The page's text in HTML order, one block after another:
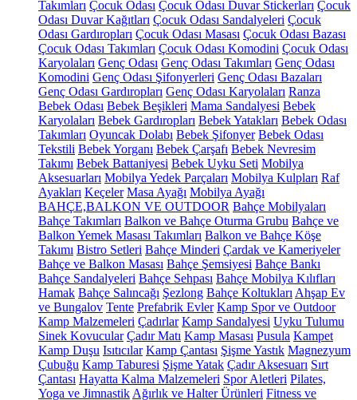
Takımları Çocuk Odası Çocuk Odası Duvar Stickerları Çocuk
Odası Duvar Kağıtları Çocuk Odası Sandalyeleri Çocuk
Odası Gardıropları Çocuk Odası Masası Çocuk Odası Bazası
Çocuk Odası Takımları Çocuk Odası Komodini Çocuk Odası
Karyolaları Genç Odası Genç Odası Takımları Genç Odası
Komodini Genç Odası Şifonyerleri Genç Odası Bazaları
Genç Odası Gardıropları Genç Odası Karyolaları Ranza
Bebek Odası Bebek Beşikleri Mama Sandalyesi Bebek
Karyolaları Bebek Gardıropları Bebek Yatakları Bebek Odası
Takımları Oyuncak Dolabı Bebek Şifonyer Bebek Odası
Tekstili Bebek Yorganı Bebek Çarşafı Bebek Nevresim
Takımı Bebek Battaniyesi Bebek Uyku Seti Mobilya
Aksesuarları Mobilya Yedek Parçaları Mobilya Kulpları Raf
Ayakları Keçeler Masa Ayağı Mobilya Ayağı
BAHÇE,BALKON VE OUTDOOR Bahçe Mobilyaları
Bahçe Takımları Balkon ve Bahçe Oturma Grubu Bahçe ve
Balkon Yemek Masası Takımları Balkon ve Bahçe Köşe
Takımı Bistro Setleri Bahçe Minderi Çardak ve Kameriyeler
Bahçe ve Balkon Masası Bahçe Şemsiyesi Bahçe Bankı
Bahçe Sandalyeleri Bahçe Sehpası Bahçe Mobilya Kılıfları
Hamak Bahçe Salıncağı Şezlong Bahçe Koltukları Ahşap Ev
ve Bungalov Tente Prefabrik Evler Kamp Spor ve Outdoor
Kamp Malzemeleri Çadırlar Kamp Sandalyesi Uyku Tulumu
Sinek Kovucular Çadır Matı Kamp Masası Pusula Kampet
Kamp Duşu Isıtıcılar Kamp Çantası Şişme Yastık Magnezyum
Çubuğu Kamp Taburesi Şişme Yatak Çadır Aksesuarı Sırt
Çantası Hayatta Kalma Malzemeleri Spor Aletleri Pilates,
Yoga ve Jimnastik Ağırlık ve Halter Ürünleri Fitness ve